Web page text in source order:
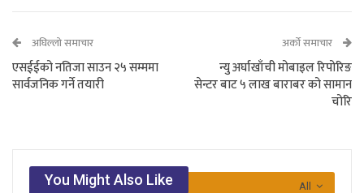
अघिल्लो समाचार
एसईईको नतिजा साउन २५ सम्ममा
सार्वजनिक गर्ने तयारी
अर्को समाचार
न्यु अर्घाखाँची मोबाइल रिपोरिङ
सेन्टर बाट ५ लाख बाराबर को सामान
चोरि
All
You Might Also Like